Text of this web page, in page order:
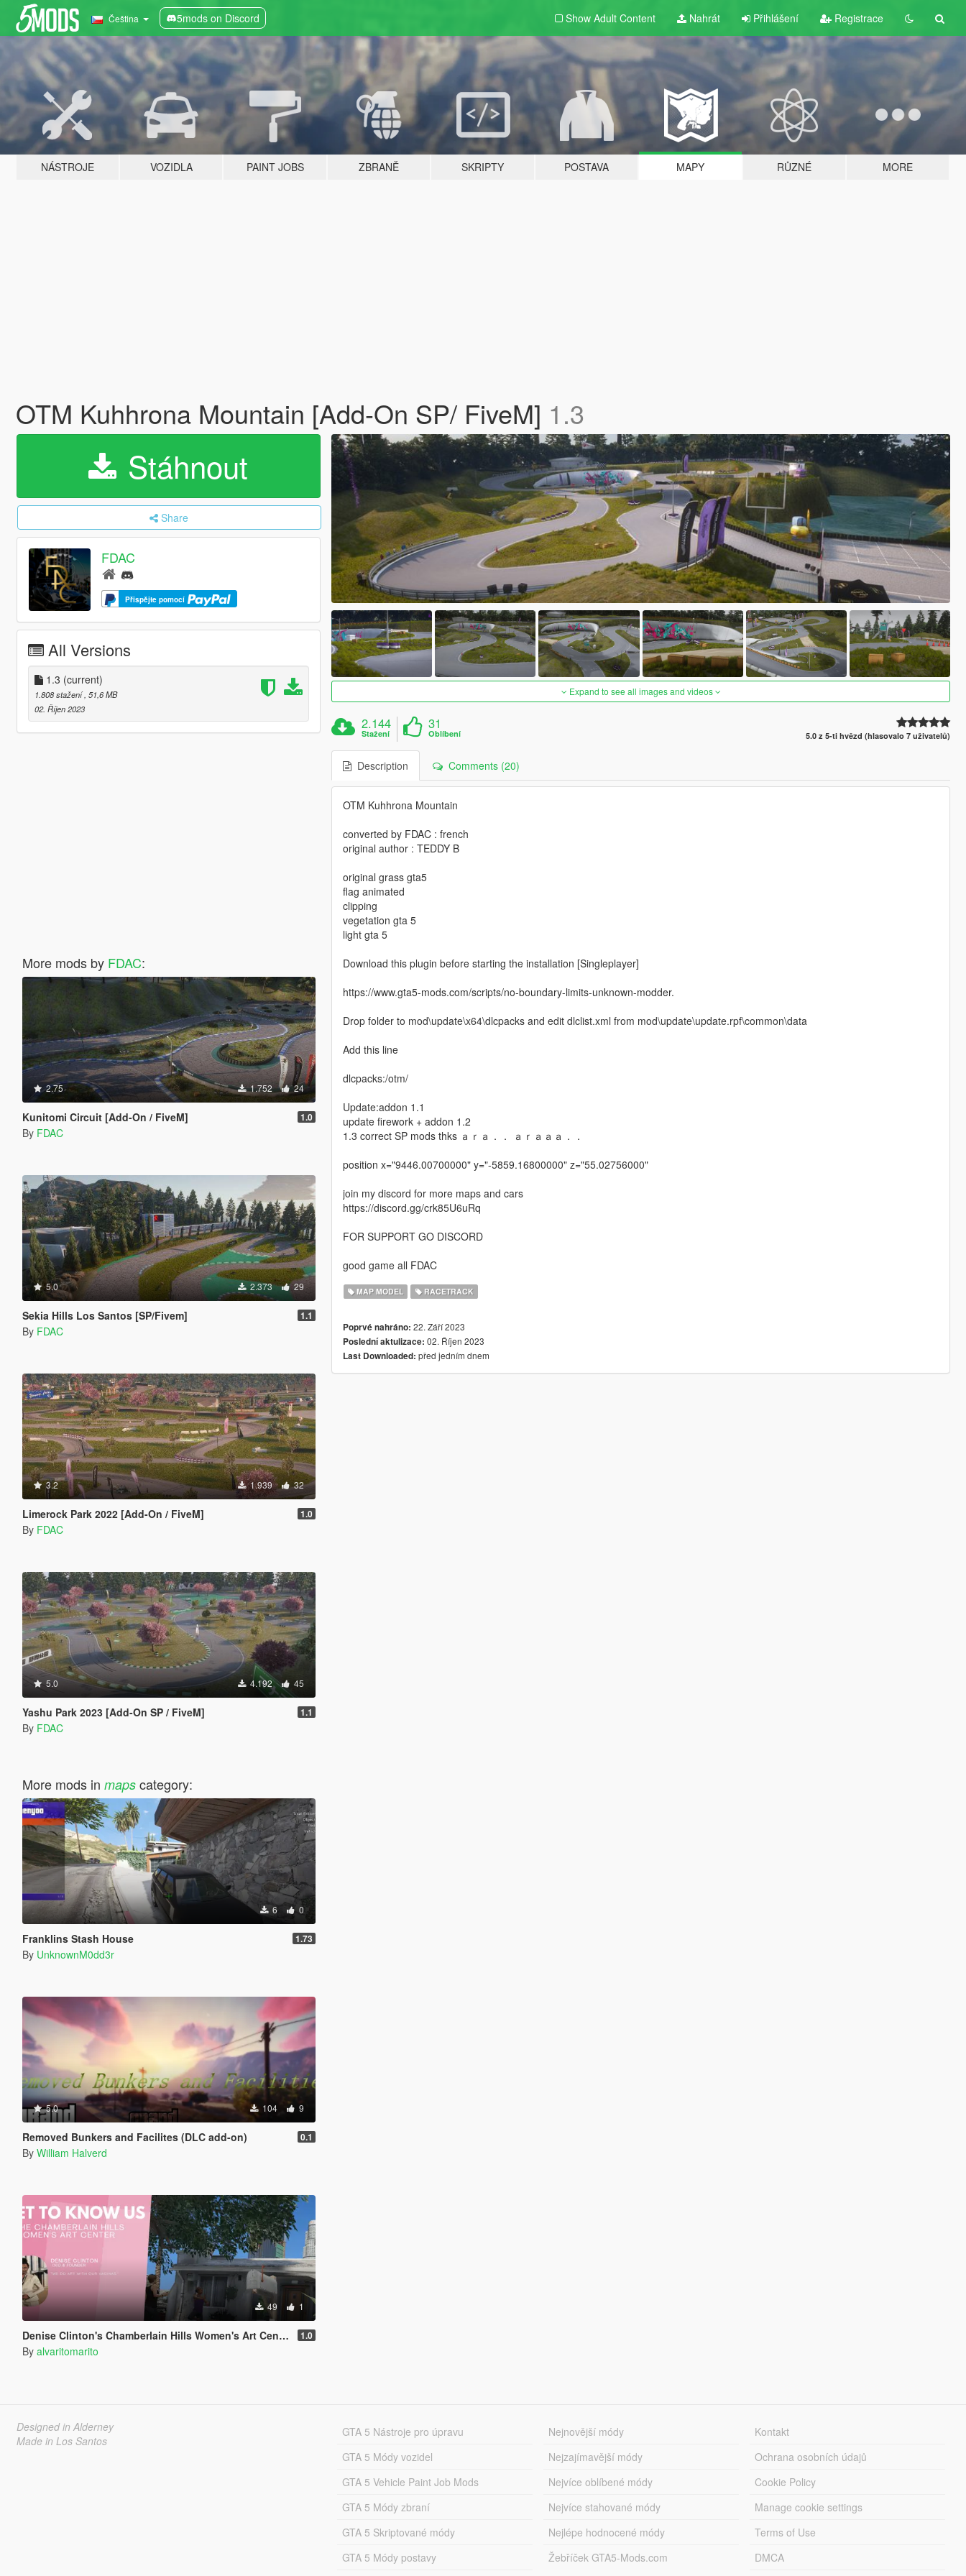
Čeština 5mods on Discord Show Adult Content Nahrát Přihlášení Registrace
NÁSTROJE VOZIDLA PAINT JOBS ZBRANĚ SKRIPTY POSTAVA MAPY RŮZNÉ MORE
OTM Kuhhrona Mountain [Add-On SP/ FiveM] 1.3
Stáhnout
Share
FDAC
Přispějte pomocí
All Versions
1.3 (current)
1.808 stažení , 51,6 MB
02. Říjen 2023
More mods by FDAC:
2.75 1.752 24
Kunitomi Circuit [Add-On / FiveM] 1.0
By FDAC
5.0 2.373 29
Sekia Hills Los Santos [SP/Fivem] 1.1
By FDAC
3.2 1.939 32
Limerock Park 2022 [Add-On / FiveM] 1.0
By FDAC
5.0 4.192 45
Yashu Park 2023 [Add-On SP / FiveM] 1.1
By FDAC
More mods in mapscategory:
6 0
Franklins Stash House 1.73
By UnknownM0dd3r
5.0 104 9
Removed Bunkers and Facilites (DLC add-on) 0.1
By William Halverd
49 1
Denise Clinton's Chamberlain Hills Women's Art Center 1.0
By alvaritomarito
Expand to see all images and videos
2.144
Stažení
31
Oblíbení 5.0 z 5-ti hvězd (hlasovalo 7 uživatelů)
Description Comments (20)
OTM Kuhhrona Mountain
converted by FDAC : french
original author : TEDDY B
original grass gta5
flag animated
clipping
vegetation gta 5
light gta 5
Download this plugin before starting the installation [Singleplayer]
https://www.gta5-mods.com/scripts/no-boundary-limits-unknown-modder.
Drop folder to mod\update\x64\dlcpacks and edit dlclist.xml from mod\update\update.rpf\common\data
Add this line
dlcpacks:/otm/
Update:addon 1.1
update firework + addon 1.2
1.3 correct SP mods thks ａｒａ．． ａｒａａａ．．
position x="9446.00700000" y="-5859.16800000" z="55.02756000"
join my discord for more maps and cars
https://discord.gg/crk85U6uRq
FOR SUPPORT GO DISCORD
good game all FDAC
MAP MODEL RACETRACK
Poprvé nahráno: 22. Září 2023
Poslední aktulizace: 02. Říjen 2023
Last Downloaded: před jedním dnem
Designed in Alderney
Made in Los Santos
GTA 5 Nástroje pro úpravu
GTA 5 Módy vozidel
GTA 5 Vehicle Paint Job Mods
GTA 5 Módy zbraní
GTA 5 Skriptované módy
GTA 5 Módy postavy
Nejnovější módy
Nejzajímavější módy
Nejvíce oblíbené módy
Nejvíce stahované módy
Nejlépe hodnocené módy
Žebříček GTA5-Mods.com
Kontakt
Ochrana osobních údajů
Cookie Policy
Manage cookie settings
Terms of Use
DMCA